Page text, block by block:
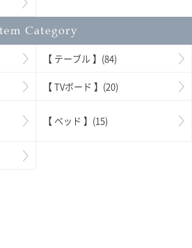
【 テーブル 】(84)
【 TVボード 】(20)
【 ベッド 】(15)